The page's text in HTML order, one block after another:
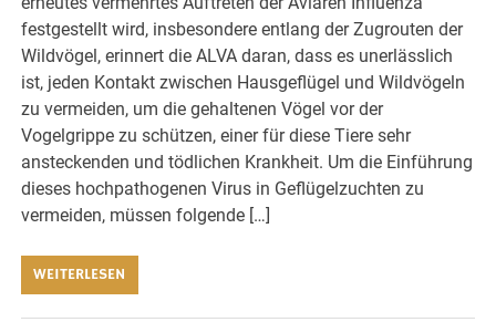
festgestellt wird, insbesondere entlang der Zugrouten der
Wildvögel, erinnert die ALVA daran, dass es unerlässlich
ist, jeden Kontakt zwischen Hausgeflügel und Wildvögeln
zu vermeiden, um die gehaltenen Vögel vor der
Vogelgrippe zu schützen, einer für diese Tiere sehr
ansteckenden und tödlichen Krankheit. Um die Einführung
dieses hochpathogenen Virus in Geflügelzuchten zu
vermeiden, müssen folgende […]
WEITERLESEN